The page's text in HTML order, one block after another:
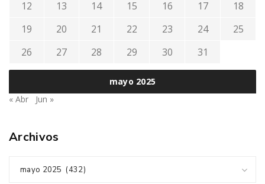
mayo 2025
12
13 14 15 16 17
18
19
20 21 22 23 24
25
26
27 28 29 30 31
« Abr Jun »
Archivos
mayo 2025 (432)